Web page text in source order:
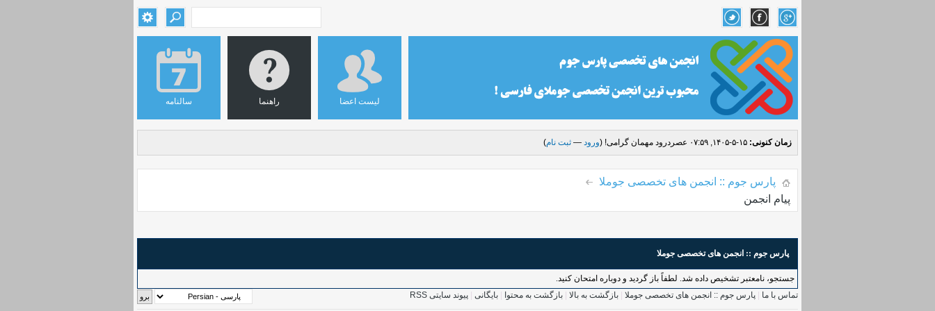
سالنامه راهنما لیست اعضا
زمان کنونی: ۱۵-۵-۱۴۰۵, ۰۷:۵۹ عصر درود مهمان گرامی! (ورود — ثبت نام)
پارس جوم :: انجمن های تخصصی جوملا
پیام انجمن
پارس جوم :: انجمن های تخصصی جوملا
جستجو، نامعتبر تشخیص داده شد. لطفاً باز گردید و دوباره امتحان کنید.
تماس با ما
پارس جوم :: انجمن های تخصصی جوملا بازگشت به بالا بازگشت به محتوا بایگانی پیوند سایتی RSS